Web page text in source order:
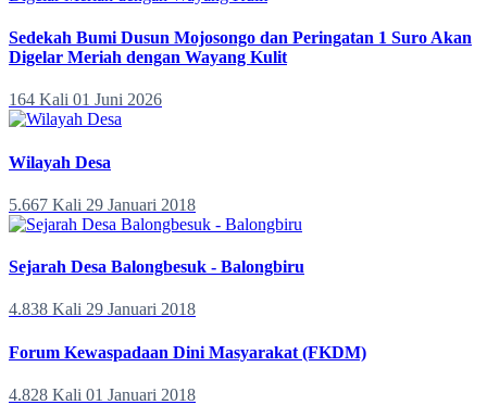
Sedekah Bumi Dusun Mojosongo dan Peringatan 1 Suro Akan
Digelar Meriah dengan Wayang Kulit
164 Kali 01 Juni 2026
Wilayah Desa
5.667 Kali 29 Januari 2018
Sejarah Desa Balongbesuk - Balongbiru
4.838 Kali 29 Januari 2018
Forum Kewaspadaan Dini Masyarakat (FKDM)
4.828 Kali 01 Januari 2018